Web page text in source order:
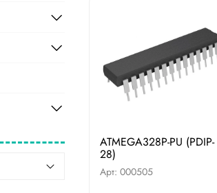
ATMEGA328P-PU (PDIP-
28)
Арт: 000505